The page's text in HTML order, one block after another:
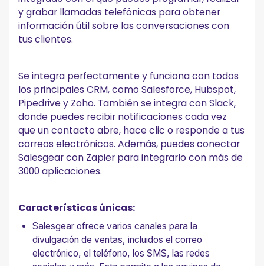
y grabar llamadas telefónicas para obtener
información útil sobre las conversaciones con
tus clientes.
Se integra perfectamente y funciona con todos
los principales CRM, como Salesforce, Hubspot,
Pipedrive y Zoho. También se integra con Slack,
donde puedes recibir notificaciones cada vez
que un contacto abre, hace clic o responde a tus
correos electrónicos. Además, puedes conectar
Salesgear con Zapier para integrarlo con más de
3000 aplicaciones.
Características únicas:
Salesgear ofrece varios canales para la
divulgación de ventas, incluidos el correo
electrónico, el teléfono, los SMS, las redes